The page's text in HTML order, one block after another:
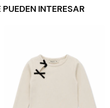
INTERESAR